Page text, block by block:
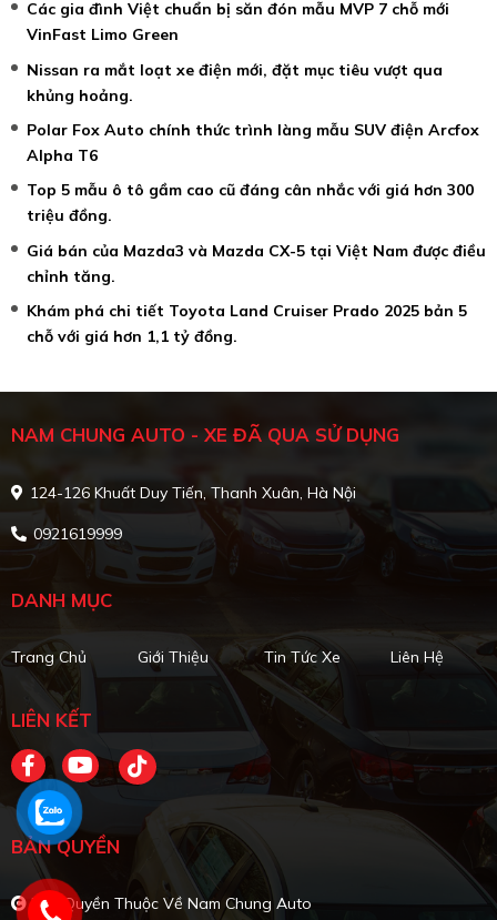
Các gia đình Việt chuẩn bị săn đón mẫu MVP 7 chỗ mới
VinFast Limo Green
Nissan ra mắt loạt xe điện mới, đặt mục tiêu vượt qua
khủng hoảng.
Polar Fox Auto chính thức trình làng mẫu SUV điện Arcfox
Alpha T6
Top 5 mẫu ô tô gầm cao cũ đáng cân nhắc với giá hơn 300
triệu đồng.
Giá bán của Mazda3 và Mazda CX-5 tại Việt Nam được điều
chỉnh tăng.
Khám phá chi tiết Toyota Land Cruiser Prado 2025 bản 5
chỗ với giá hơn 1,1 tỷ đồng.
NAM CHUNG AUTO - XE ĐÃ QUA SỬ DỤNG
124-126 Khuất Duy Tiến, Thanh Xuân, Hà Nội
0921619999
DANH MỤC
Trang Chủ Giới Thiệu Tin Tức Xe Liên Hệ
LIÊN KẾT
BẢN QUYỀN
Bản Quyền Thuộc Về Nam Chung Auto